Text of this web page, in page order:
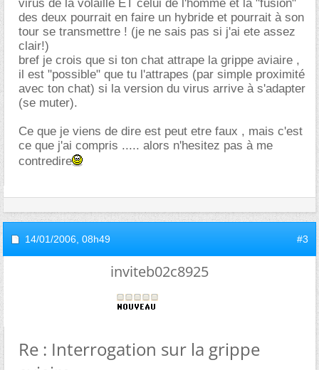
virus de la volaille ET celui de l'homme et la "fusion"
des deux pourrait en faire un hybride et pourrait à son
tour se transmettre ! (je ne sais pas si j'ai ete assez
clair!)
bref je crois que si ton chat attrape la grippe aviaire ,
il est "possible" que tu l'attrapes (par simple proximité
avec ton chat) si la version du virus arrive à s'adapter
(se muter).
Ce que je viens de dire est peut etre faux , mais c'est
ce que j'ai compris ..... alors n'hesitez pas à me
contredire
14/01/2006, 08h49 #3
inviteb02c8925
Re : Interrogation sur la grippe